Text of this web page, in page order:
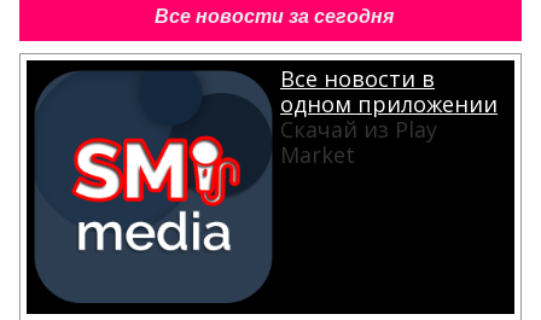
Все новости за сегодня
Все новости в
одном приложении
Скачай из Play
Market